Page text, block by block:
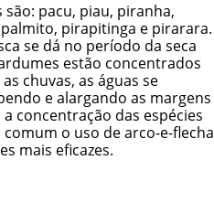
pacu, piau, piranha,
pirapitinga e pirarara.
se dá no período da seca
estão concentrados
chuvas, as águas se
e alargando as margens
concentração das espécies
o uso de arco-e-flecha
mais eficazes.